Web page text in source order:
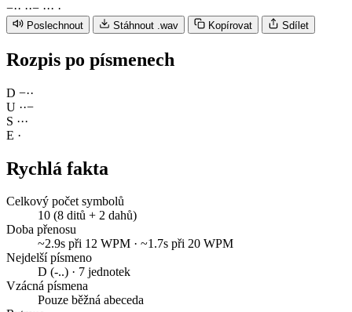
−·· ··− ··· ·
Poslechnout Stáhnout .wav Kopírovat Sdílet
Rozpis po písmenech
D −··
U ··−
S ···
E ·
Rychlá fakta
Celkový počet symbolů
10 (8 ditů + 2 dahů)
Doba přenosu
~2.9s při 12 WPM · ~1.7s při 20 WPM
Nejdelší písmeno
D (-..) · 7 jednotek
Vzácná písmena
Pouze běžná abeceda